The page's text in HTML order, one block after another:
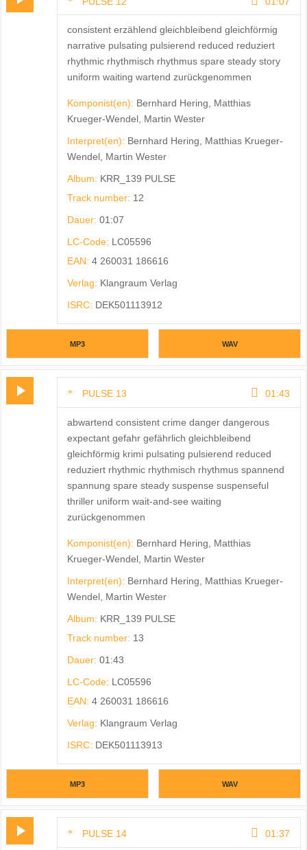
consistent erzählend gleichbleibend gleichförmig
narrative pulsating pulsierend reduced reduziert
rhythmic rhythmisch rhythmus spare steady story
uniform waiting wartend zurückgenommen
Komponist(en): Bernhard Hering, Matthias
Krueger-Wendel, Martin Wester
Interpret(en): Bernhard Hering, Matthias Krueger-
Wendel, Martin Wester
Album: KRR_139 PULSE
Track number: 12
Dauer: 01:07
LC-Code: LC05596
EAN: 4 260031 186616
Verlag: Klangraum Verlag
ISRC: DEK501113912
MP3 WAV
PULSE 13 01:43
abwartend consistent crime danger dangerous
expectant gefahr gefährlich gleichbleibend
gleichförmig krimi pulsating pulsierend reduced
reduziert rhythmic rhythmisch rhythmus spannend
spannung spare steady suspense suspenseful
thriller uniform wait-and-see waiting
zurückgenommen
Komponist(en): Bernhard Hering, Matthias
Krueger-Wendel, Martin Wester
Interpret(en): Bernhard Hering, Matthias Krueger-
Wendel, Martin Wester
Album: KRR_139 PULSE
Track number: 13
Dauer: 01:43
LC-Code: LC05596
EAN: 4 260031 186616
Verlag: Klangraum Verlag
ISRC: DEK501113913
MP3 WAV
PULSE 14 01:37